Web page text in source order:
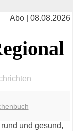
Abo | 08.08.2026